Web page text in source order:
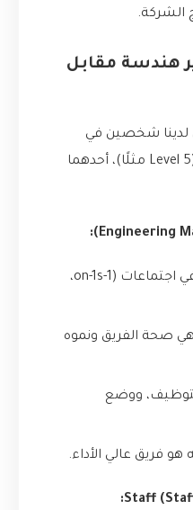
الشركة.
هندسة مقابل
لدينا شخصين في
نفس المستوى الوظيفي (Level 5 مثلًا)، أحدهما
يقضي 70% من وقته في اجتماعات (1-on-1s،
صحة الفريق ونموه
ووضع
هو فريق عالي الأداء.